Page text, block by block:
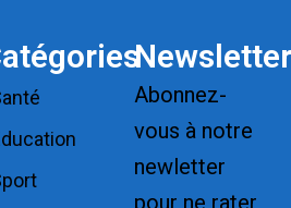
Newsletter
Abonnez-
vous à notre
newletter
pour ne rater